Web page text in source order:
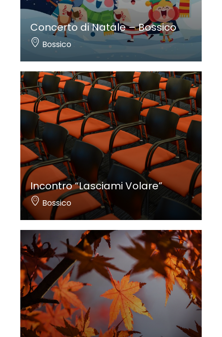
Concerto di Natale – Bossico
Bossico
Incontro “Lasciami Volare”
Bossico